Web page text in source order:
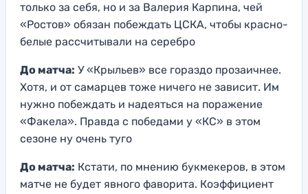
только за себя, но и за Валерия Карпина, чей
«Ростов» обязан побеждать ЦСКА, чтобы красно-
белые рассчитывали на серебро
До матча: У «Крыльев» все гораздо прозаичнее.
Хотя, и от самарцев тоже ничего не зависит. Им
нужно побеждать и надеяться на поражение
«Факела». Правда с победами у «КС» в этом
сезоне ну очень туго
До матча: Кстати, по мнению букмекеров, в этом
матче не будет явного фаворита. Коэффициент